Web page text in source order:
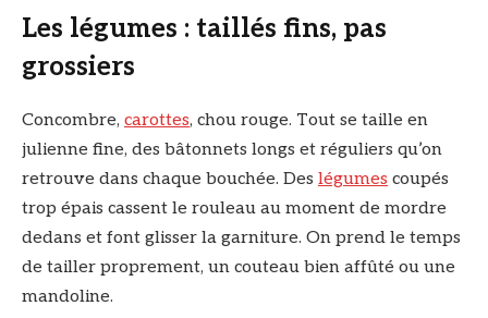
Les légumes : taillés fins, pas
grossiers
Concombre, carottes, chou rouge. Tout se taille en
julienne fine, des bâtonnets longs et réguliers qu’on
retrouve dans chaque bouchée. Des légumes coupés
trop épais cassent le rouleau au moment de mordre
dedans et font glisser la garniture. On prend le temps
de tailler proprement, un couteau bien affûté ou une
mandoline.